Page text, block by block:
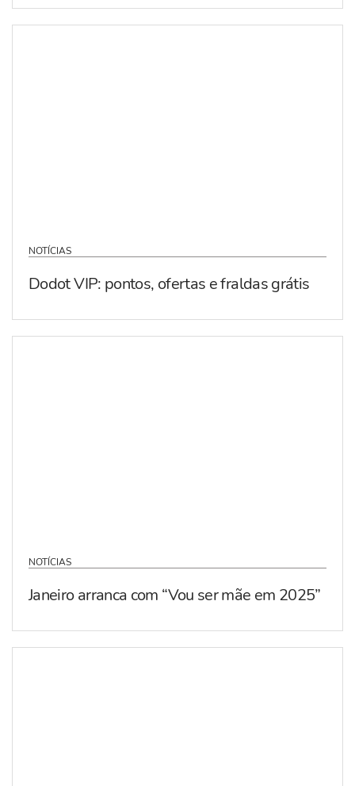
NOTÍCIAS
Dodot VIP: pontos, ofertas e fraldas grátis
NOTÍCIAS
Janeiro arranca com “Vou ser mãe em 2025”